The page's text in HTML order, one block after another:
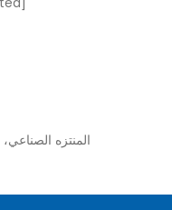
المنتزه